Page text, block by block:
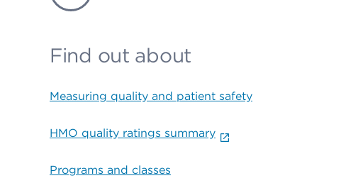
Find out about
Measuring quality and patient safety
HMO quality ratings summary
Programs and classes